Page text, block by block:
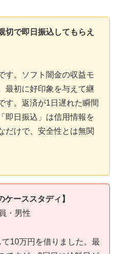
切で即日振込してもらえ
す。ソフト闇金の収益モ
最初に好印象を与えて継
す。返済が1日遅れた瞬間
即日振込」は信用情報を
だけで、安全性とは無関
ーススタディ】
・男性
て10万円を借りました。最